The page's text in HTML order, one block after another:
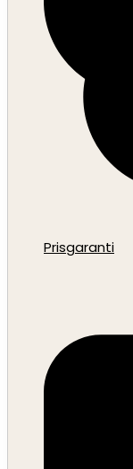
Prisgaranti